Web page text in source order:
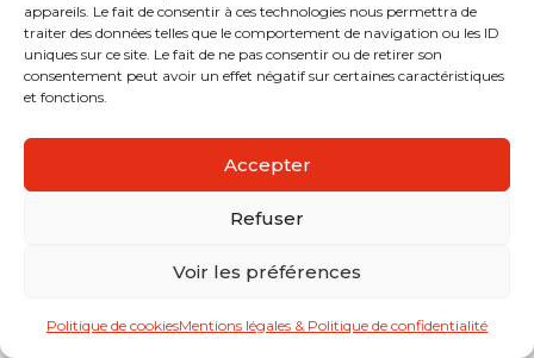
appareils. Le fait de consentir à ces technologies nous permettra de
traiter des données telles que le comportement de navigation ou les ID
uniques sur ce site. Le fait de ne pas consentir ou de retirer son
consentement peut avoir un effet négatif sur certaines caractéristiques
et fonctions.
Accepter
Refuser
Voir les préférences
Politique de cookiesMentions légales & Politique de confidentialité
Mentions légales et politique de confidentialité